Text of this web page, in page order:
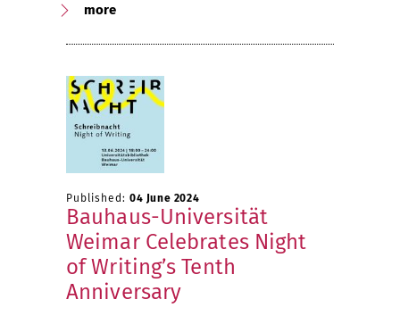
more
Published: 04 June 2024
Bauhaus-Universität
Weimar Celebrates Night
of Writing’s Tenth
Anniversary